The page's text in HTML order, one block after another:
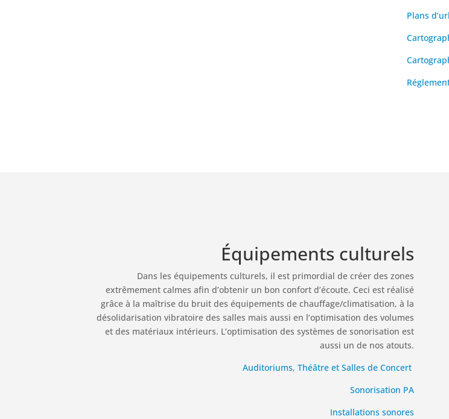
Plans
Équipements culturels
Dans les équipements culturels, il est primordial de créer des zones
extrêmement calmes afin d’obtenir un bon confort d’écoute. Ceci est réalisé
grâce à la maîtrise du bruit des équipements de chauffage/climatisation, à la
désolidarisation vibratoire des salles mais aussi en l’optimisation des volumes
et des matériaux intérieurs. L’optimisation des systèmes de sonorisation est
aussi un de nos atouts.
Auditoriums, Théâtre et Salles de Concert
Sonorisation PA
Installations sonores